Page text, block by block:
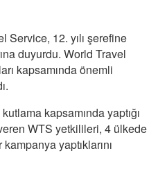
Service, 12. yılı şerefine
duyurdu. World Travel
kapsamında önemli
kapsamında yaptığı
WTS yetkilileri, 4 ülkede
yaptıklarını